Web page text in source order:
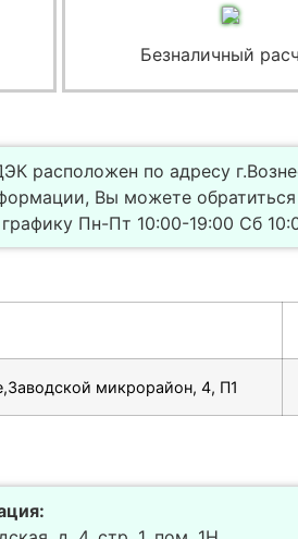
Безналичный
расположен по адресу
Вы можете
Пн-Пт 10:00-19:00 Сб
микрорайон, 4, П1